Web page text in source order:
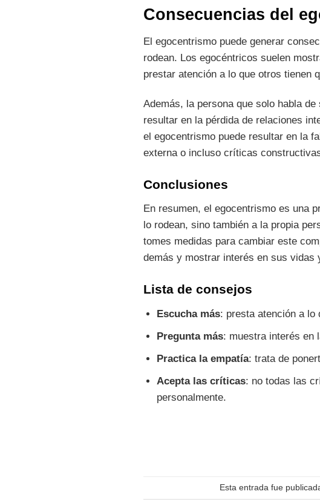
Consecuencias del
El egocentrismo puede generar
rodean. Los egocéntricos suelen
prestar atención a lo que otros tienen
Además, la persona que solo habla
resultar en la pérdida de relaciones
el egocentrismo puede resultar en la
externa o incluso críticas
Conclusiones
En resumen, el egocentrismo es una
lo rodean, sino también a la propia
tomes medidas para cambiar este
demás y mostrar interés en sus vidas
Lista de consejos
Escucha más: presta atención a lo
Pregunta más: muestra interés en
Practica la empatía: trata de
Acepta las críticas: no todas las
personalmente.
Esta entrada fue